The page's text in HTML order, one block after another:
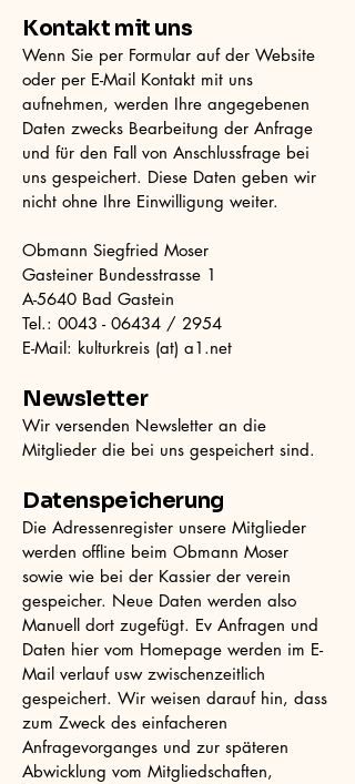
Kontakt mit uns
Wenn Sie per Formular auf der Website
oder per E-Mail Kontakt mit uns
aufnehmen, werden Ihre angegebenen
Daten zwecks Bearbeitung der Anfrage
und für den Fall von Anschlussfrage bei
uns gespeichert. Diese Daten geben wir
nicht ohne Ihre Einwilligung weiter.
Obmann Siegfried Moser
Gasteiner Bundesstrasse 1
A-5640 Bad Gastein
Tel.: 0043 - 06434 / 2954
E-Mail: kulturkreis (at) a1.net
Newsletter
Wir versenden Newsletter an die
Mitglieder die bei uns gespeichert sind.
Datenspeicherung
Die Adressenregister unsere Mitglieder
werden offline beim Obmann Moser
sowie wie bei der Kassier der verein
gespeicher. Neue Daten werden also
Manuell dort zugefügt. Ev Anfragen und
Daten hier vom Homepage werden im E-
Mail verlauf usw zwischenzeitlich
gespeichert. Wir weisen darauf hin, dass
zum Zweck des einfacheren
Anfragevorganges und zur späteren
Abwicklung vom Mitgliedschaften,